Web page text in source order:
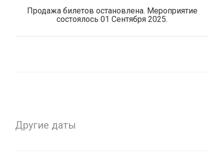
Продажа билетов остановлена. Мероприятие
состоялось 01 Сентября 2025.
Другие даты